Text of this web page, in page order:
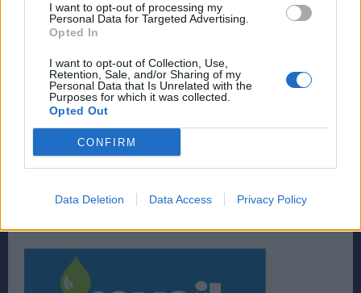
I want to opt-out of processing my
Personal Data for Targeted Advertising.
Opted In
I want to opt-out of Collection, Use,
Retention, Sale, and/or Sharing of my
Personal Data that Is Unrelated with the
Purposes for which it was collected.
Opted Out
CONFIRM
Data Deletion Data Access Privacy Policy